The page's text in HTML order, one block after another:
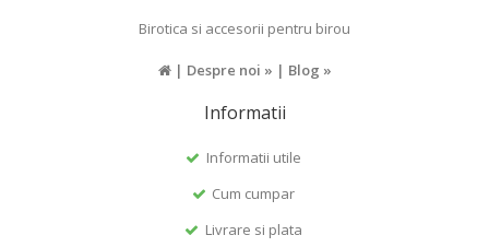
Birotica si accesorii pentru birou
| Despre noi » | Blog »
Informatii
Informatii utile
Cum cumpar
Livrare si plata